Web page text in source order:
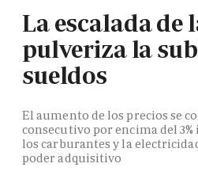
La escalada de
pulveriza la
sueldos
El aumento de los precios se
consecutivo por encima del
los carburantes y la
poder adquisitivo